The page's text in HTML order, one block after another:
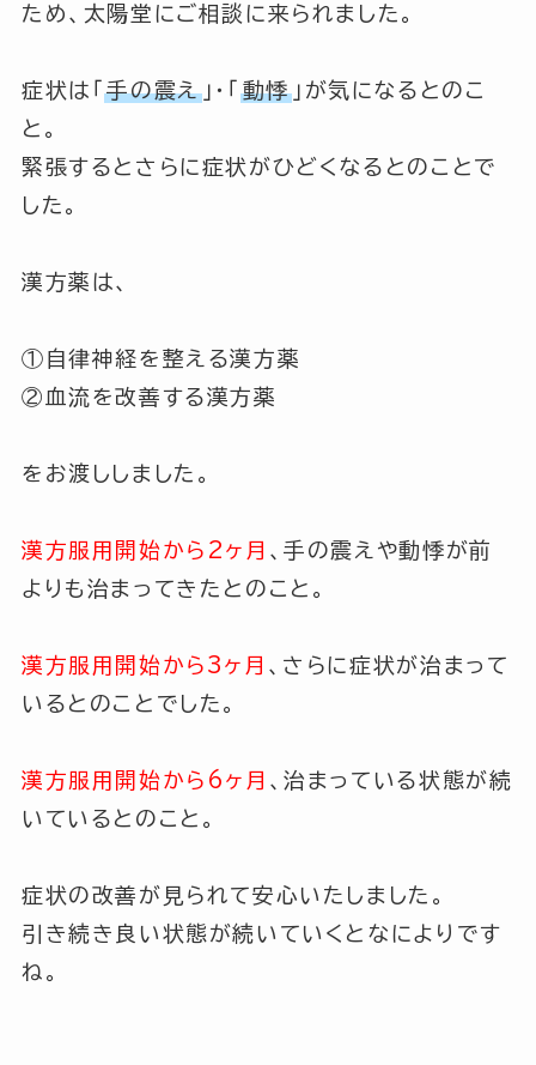
ため、太陽堂にご相談に来られました。
症状は 「手の震え」 ・ 動悸」 が気になるとのこ
と。
緊張するとさらに症状がひどくなるとのことで
した。
漢方薬は、
①自律神経を整える漢方薬
②血流を改善する漢方薬
をお渡ししました。
漢方服用開始から2ヶ月 、手の震えや動悸が前
よりも治まってきたとのこと。
漢方服用開始から3ヶ月 、さらに症状が治まって
いるとのことでした。
漢方服用開始から6ヶ月 、治まっている状態が続
いているとのこと。
症状の改善が見られて安心いたしました。
引き続き良い状態が続いていくとなによりです
ね。